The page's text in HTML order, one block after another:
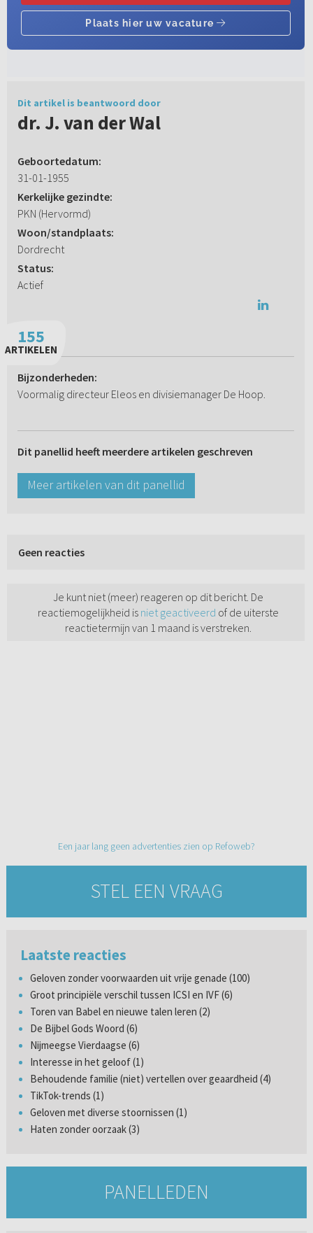
Dit artikel is beantwoord door
dr. J. van der Wal
Geboortedatum:
31-01-1955
Kerkelijke gezindte:
PKN (Hervormd)
Woon/standplaats:
Dordrecht
Status:
Actief
155
ARTIKELEN
Bijzonderheden:
Voormalig directeur Eleos en divisiemanager De Hoop.
Dit panellid heeft meerdere artikelen geschreven
Meer artikelen van dit panellid
Geen reacties
Je kunt niet (meer) reageren op dit bericht. De
reactiemogelijkheid is niet geactiveerd of de uiterste
reactietermijn van 1 maand is verstreken.
Een jaar lang geen advertenties zien op Refoweb?
STEL EEN VRAAG
Laatste reacties
Geloven zonder voorwaarden uit vrije genade (100)
Groot principiële verschil tussen ICSI en IVF (6)
Toren van Babel en nieuwe talen leren (2)
De Bijbel Gods Woord (6)
Nijmeegse Vierdaagse (6)
Interesse in het geloof (1)
Behoudende familie (niet) vertellen over geaardheid (4)
TikTok-trends (1)
Geloven met diverse stoornissen (1)
Haten zonder oorzaak (3)
PANELLEDEN